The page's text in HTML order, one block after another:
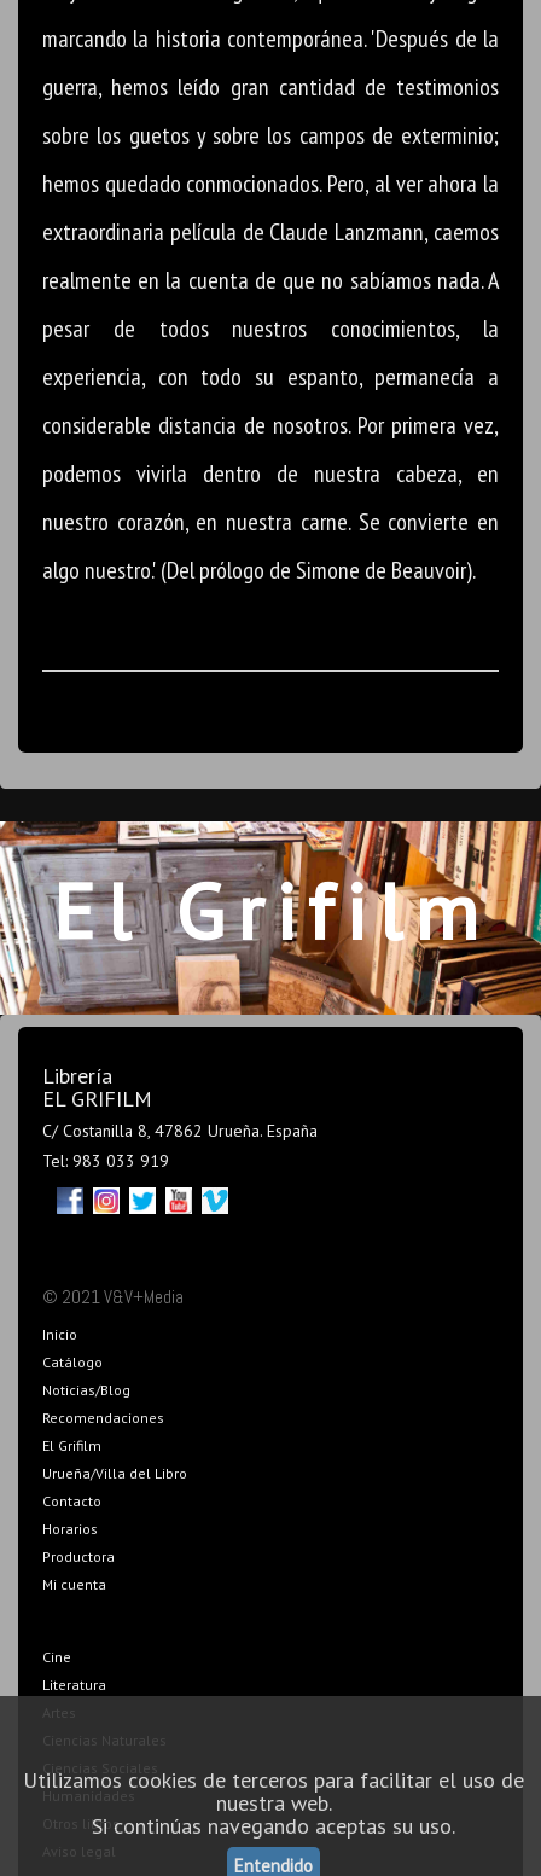
Utilizamos cookies de terceros para facilitar el uso de
nuestra web.
Si continúas navegando aceptas su uso.
Entendido
marcando la historia contemporánea. 'Después de la
guerra, hemos leído gran cantidad de testimonios
sobre los guetos y sobre los campos de exterminio;
hemos quedado conmocionados. Pero, al ver ahora la
extraordinaria película de Claude Lanzmann, caemos
realmente en la cuenta de que no sabíamos nada. A
pesar de todos nuestros conocimientos, la
experiencia, con todo su espanto, permanecía a
considerable distancia de nosotros. Por primera vez,
podemos vivirla dentro de nuestra cabeza, en
nuestro corazón, en nuestra carne. Se convierte en
algo nuestro.' (Del prólogo de Simone de Beauvoir).
El Grifilm
Librería
EL GRIFILM
C/ Costanilla 8, 47862 Urueña. España
Tel: 983 033 919
© 2021 V&V+Media
Inicio
Catálogo
Noticias/Blog
Recomendaciones
El Grifilm
Urueña/Villa del Libro
Contacto
Horarios
Productora
Mi cuenta
Cine
Literatura
Artes
Ciencias Naturales
Ciencias Sociales
Humanidades
Otros libros
Aviso legal